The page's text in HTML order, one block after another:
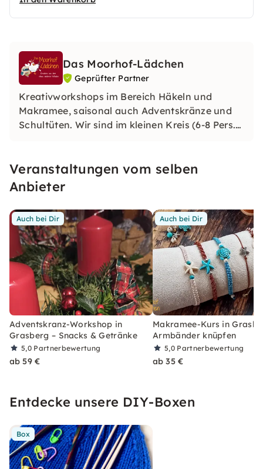
Das Moorhof-Lädchen
Geprüfter Partner
Kreativworkshops im Bereich Häkeln und
Makramee, saisonal auch Adventskränze und
Schultüten. Wir sind im kleinen Kreis (6-8 Pers.)
Absprache mögliche, ebenso wie eine
Veranstaltung bei Euch zu Hause.
Veranstaltungen vom selben
Anbieter
Auch bei Dir
Adventskranz-Workshop in
Grasberg – Snacks & Getränke
5,0 Partnerbewertung
ab 59 €
Auch bei Dir
Makramee-Kurs in
Armbänder knüpfen
5,0 Partnerbewertung
ab 35 €
Entdecke unsere DIY-Boxen
Box